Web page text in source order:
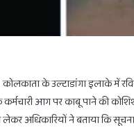
के उल्टाडांगा इलाके
आग पर काबू पाने की
अधिकारियों ने बताया कि